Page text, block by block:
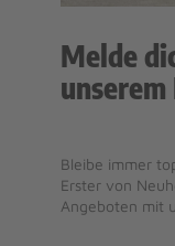
Melde
Bleibe immer
Erster von
Angeboten mit